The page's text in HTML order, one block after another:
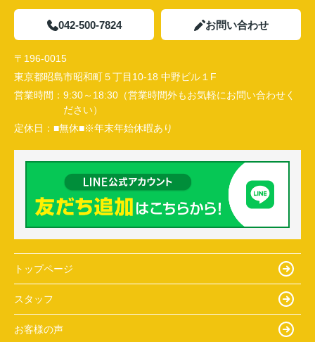
042-500-7824 お問い合わせ
〒196-0015
東京都昭島市昭和町５丁目10-18 中野ビル１F
営業時間： 9:30～18:30（営業時間外もお気軽にお問い合わせく
ださい）
定休日： ■無休■※年末年始休暇あり
トップページ
スタッフ
お客様の声